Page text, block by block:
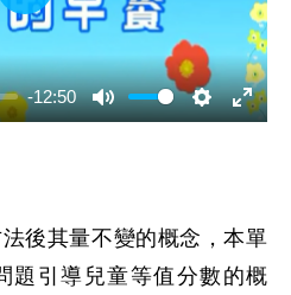
-12:50
播
放
後其量不變的概念，本單
題引導兒童等值分數的概